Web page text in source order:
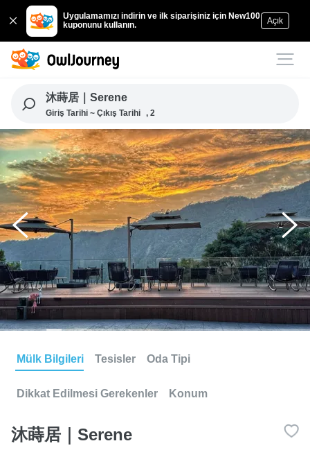
Uygulamamızı indirin ve ilk siparişiniz için New100
kuponunu kullanın.
Açık
沐蒔居｜Serene
Giriş Tarihi ~ Çıkış Tarihi , 2
Mülk Bilgileri Tesisler Oda Tipi
Dikkat Edilmesi Gerekenler Konum
沐蒔居｜Serene